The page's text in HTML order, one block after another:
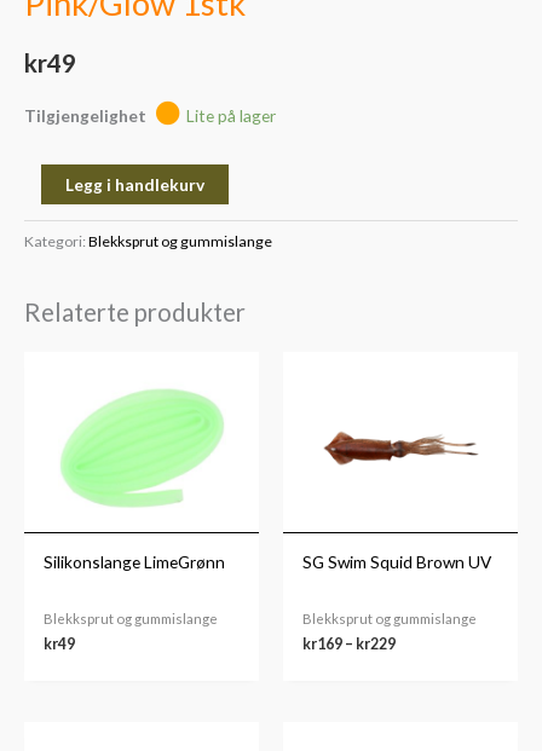
kr49
Tilgjengelighet Lite på lager
Legg i handlekurv
Kategori: Blekksprut og gummislange
Relaterte produkter
Silikonslange LimeGrønn
Blekksprut og gummislange
kr49
SG Swim Squid Brown UV
Blekksprut og gummislange
kr169 – kr229